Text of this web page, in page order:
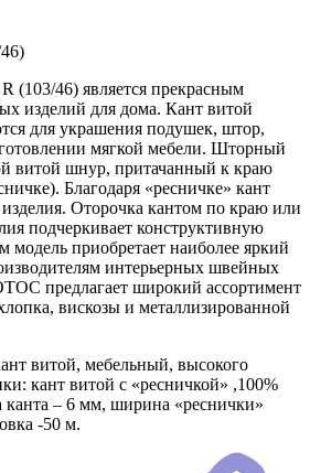
(103/46) является прекрасным
изделий для дома. Кант витой
для украшения подушек, штор,
мягкой мебели. Шторный
витой шнур, притачанный к краю
Благодаря «ресничке» кант
Оторочка кантом по краю или
подчеркивает конструктивную
приобретает наиболее яркий
интерьерных швейных
предлагает широкий ассортимент
вискозы и металлизированной
витой, мебельный, высокого
кант витой с «ресничкой» ,100%
– 6 мм, ширина «реснички»
-50 м.